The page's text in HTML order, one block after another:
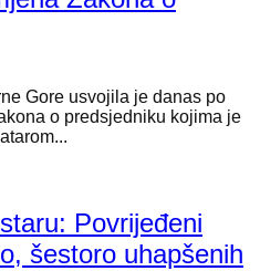
Gore usvojila je danas po
o predsjedniku kojima je
Povrijeđeni
šestoro uhapšenih